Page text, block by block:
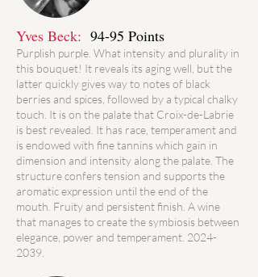
Yves Beck: 94-95 Points
Purplish purple. What intensity and plurality in
this bouquet! It reveals its aging well, but the
latter quickly gives way to notes of black
berries and spices, followed by a typical chalky
touch. It is on the palate that Croix-de-Labrie
is best revealed. It has race, temperament and
is endowed with fine tannins which gain in
dimension and intensity along the palate. The
structure confers tension and supports the
aromatic expression until the end of the
mouth. Fruity and persistent finish. A wine
that manages to create the symbiosis between
elegance, power and temperament. 2024-
2039